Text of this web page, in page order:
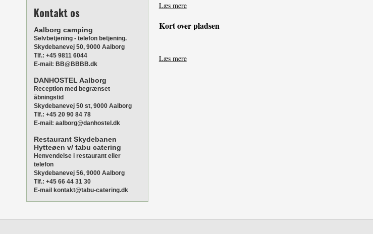
Kontakt os
Aalborg camping
Selvbetjening - telefon betjening.
Skydebanevej 50, 9000 Aalborg
Tlf.: +45 9811 6044
E-mail: BB@BBBB.dk
DANHOSTEL Aalborg
Reception med begrænset
åbningstid
Skydebanevej 50 st, 9000 Aalborg
Tlf.: +45 20 90 84 78
E-mail: aalborg@danhostel.dk
Restaurant Skydebanen
Hytteøen v/ tabu catering
Henvendelse i restaurant eller
telefon
Skydebanevej 56, 9000 Aalborg
Tlf.: +45 66 44 31 30
E-mail kontakt@tabu-catering.dk
Læs mere
Kort over pladsen
Læs mere